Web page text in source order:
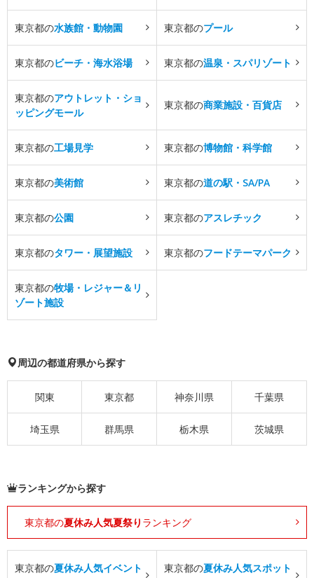
東京都の水族館・動物園 東京都のプール
東京都のビーチ・海水浴場 東京都の温泉・スパリゾート
東京都のアウトレット・ショ
ッピングモール
東京都の商業施設・百貨店
東京都の工場見学 東京都の博物館・科学館
東京都の美術館 東京都の道の駅・SA/PA
東京都の公園 東京都のアスレチック
東京都のタワー・展望施設 東京都のフードテーマパーク
東京都の牧場・レジャー＆リ
ゾート施設
周辺の都道府県から探す
関東 東京都 神奈川県 千葉県
埼玉県 群馬県 栃木県 茨城県
ランキングから探す
東京都の夏休み人気夏祭り ランキング
東京都の夏休み人気イベント
東京都の夏休み人気スポット